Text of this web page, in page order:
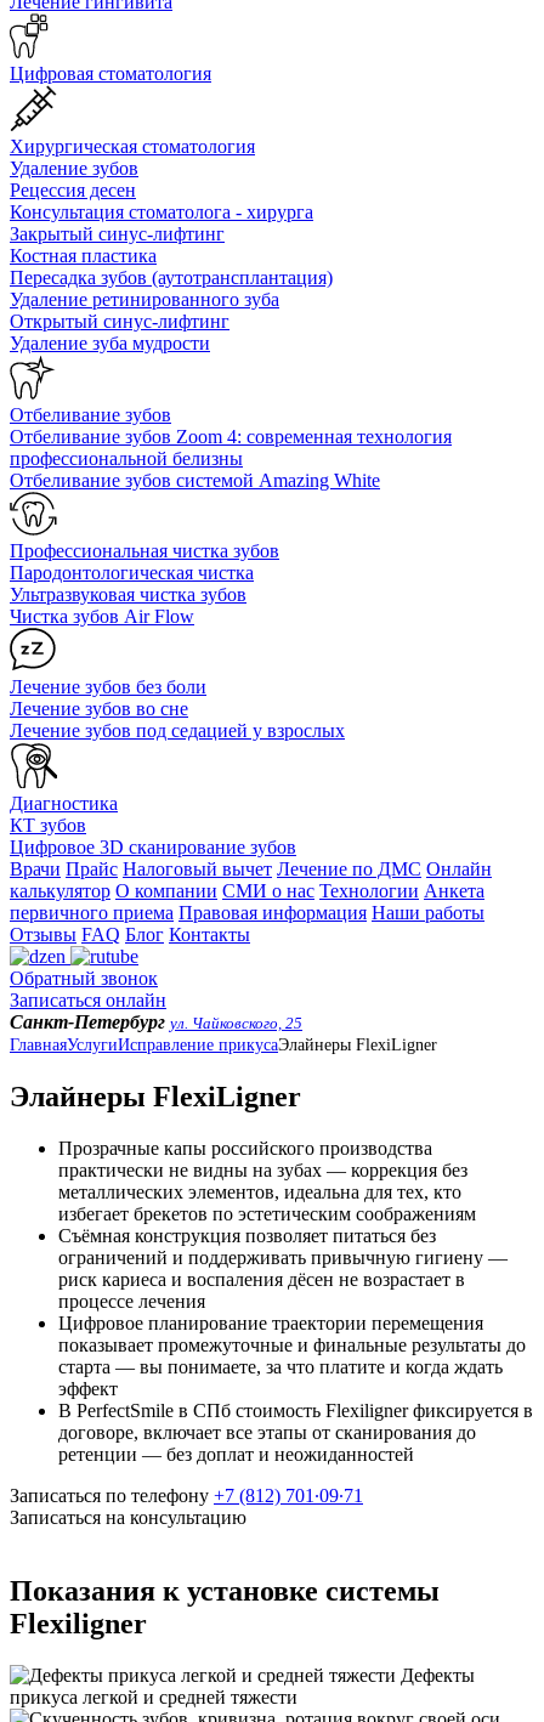
Цифровая стоматология
Хирургическая стоматология
Удаление зубов
Рецессия десен
Консультация стоматолога - хирурга
Закрытый синус-лифтинг
Костная пластика
Пересадка зубов (аутотрансплантация)
Удаление ретинированного зуба
Открытый синус-лифтинг
Удаление зуба мудрости
Отбеливание зубов
Отбеливание зубов Zoom 4: современная технология
профессиональной белизны
Отбеливание зубов системой Amazing White
Профессиональная чистка зубов
Пародонтологическая чистка
Ультразвуковая чистка зубов
Чистка зубов Air Flow
Лечение зубов без боли
Лечение зубов во сне
Лечение зубов под седацией у взрослых
Диагностика
КТ зубов
Цифровое 3D сканирование зубов
Врачи Прайс Налоговый вычет Лечение по ДМС Онлайн
калькулятор О компании СМИ о нас Технологии Анкета
первичного приема Правовая информация Наши работы
Отзывы FAQ Блог Контакты
Обратный звонок
Записаться онлайн
Санкт-Петербург ул. Чайковского, 25
ГлавнаяУслугиИсправление прикусаЭлайнеры FlexiLigner
Элайнеры FlexiLigner
Прозрачные капы российского производства
практически не видны на зубах — коррекция без
металлических элементов, идеальна для тех, кто
избегает брекетов по эстетическим соображениям
Съёмная конструкция позволяет питаться без
ограничений и поддерживать привычную гигиену —
риск кариеса и воспаления дёсен не возрастает в
процессе лечения
Цифровое планирование траектории перемещения
показывает промежуточные и финальные результаты до
старта — вы понимаете, за что платите и когда ждать
эффект
В PerfectSmile в СПб стоимость Flexiligner фиксируется в
договоре, включает все этапы от сканирования до
ретенции — без доплат и неожиданностей
Записаться по телефону +7 (812) 701∙09∙71
Записаться на консультацию
Показания к установке системы
Flexiligner
Дефекты
прикуса легкой и средней тяжести